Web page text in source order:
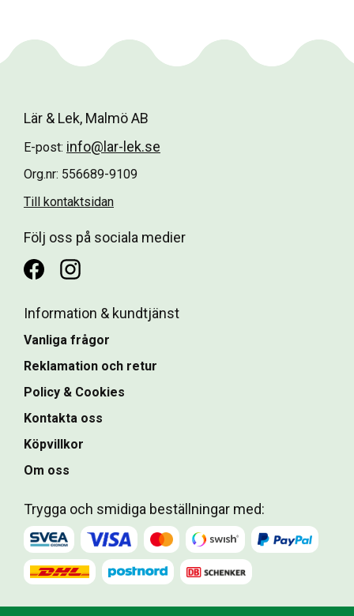
Lär & Lek, Malmö AB
E-post: info@lar-lek.se
Org.nr: 556689-9109
Till kontaktsidan
Följ oss på sociala medier
Information & kundtjänst
Vanliga frågor
Reklamation och retur
Policy & Cookies
Kontakta oss
Köpvillkor
Om oss
Trygga och smidiga beställningar med: